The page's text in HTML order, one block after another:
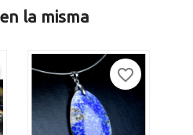
la misma
favorite_border